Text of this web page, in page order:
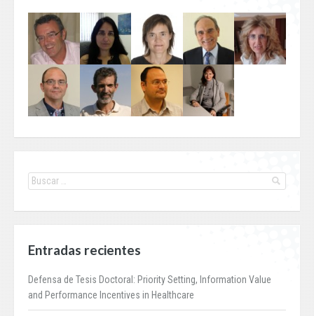
Entradas recientes
Defensa de Tesis Doctoral: Priority Setting, Information Value
and Performance Incentives in Healthcare